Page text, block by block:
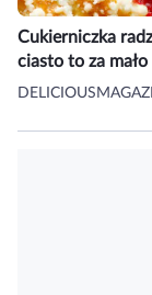
Cukierniczka
ciasto to za mało